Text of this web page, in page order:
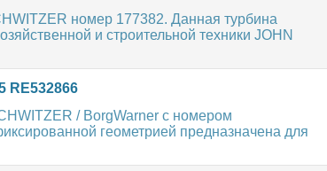
номер 177382. Данная турбина
и строительной техники JOHN
RE532866
/ BorgWarner с номером
геометрией предназначена для